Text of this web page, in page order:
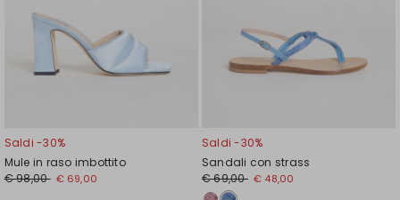
Saldi -30%
Mule in raso imbottito
€ 98,00 € 69,00
Saldi -30%
Sandali con strass
€ 69,00 € 48,00